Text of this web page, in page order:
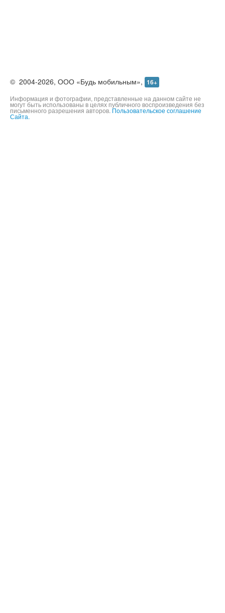
© 2004-2026, ООО «Будь мобильным», 16+
Информация и фотографии, представленные на данном сайте не
могут быть использованы в целях публичного воспроизведения без
письменного разрешения авторов. Пользовательское соглашение
Сайта.